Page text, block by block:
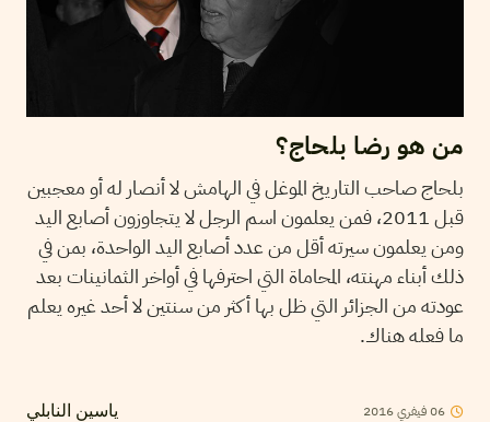
من هو رضا بلحاج؟
بلحاج صاحب التاريخ الموغل في الهامش لا أنصار له أو معجبين
قبل 2011، فمن يعلمون اسم الرجل لا يتجاوزون أصابع اليد
ومن يعلمون سيرته أقل من عدد أصابع اليد الواحدة، بمن في
ذلك أبناء مهنته، المحاماة التي احترفها في أواخر الثمانينات بعد
عودته من الجزائر التي ظل بها أكثر من سنتين لا أحد غيره يعلم
ما فعله هناك.
ياسين النابلي 06فيفري2016